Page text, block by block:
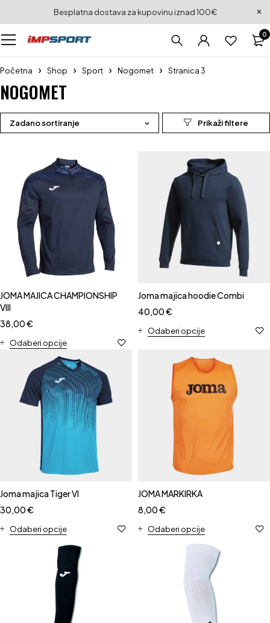
Besplatna dostava za kupovinu iznad 100€
0
Početna Shop Sport Nogomet Stranica 3
NOGOMET
Zadano sortiranje
JOMA MAJICA CHAMPIONSHIP
VIII
38,00€
Odaberi opcije
Joma majica hoodie Combi
40,00€
Odaberi opcije
Joma majica Tiger VI
30,00€
Odaberi opcije
JOMA MARKIRKA
8,00€
Odaberi opcije